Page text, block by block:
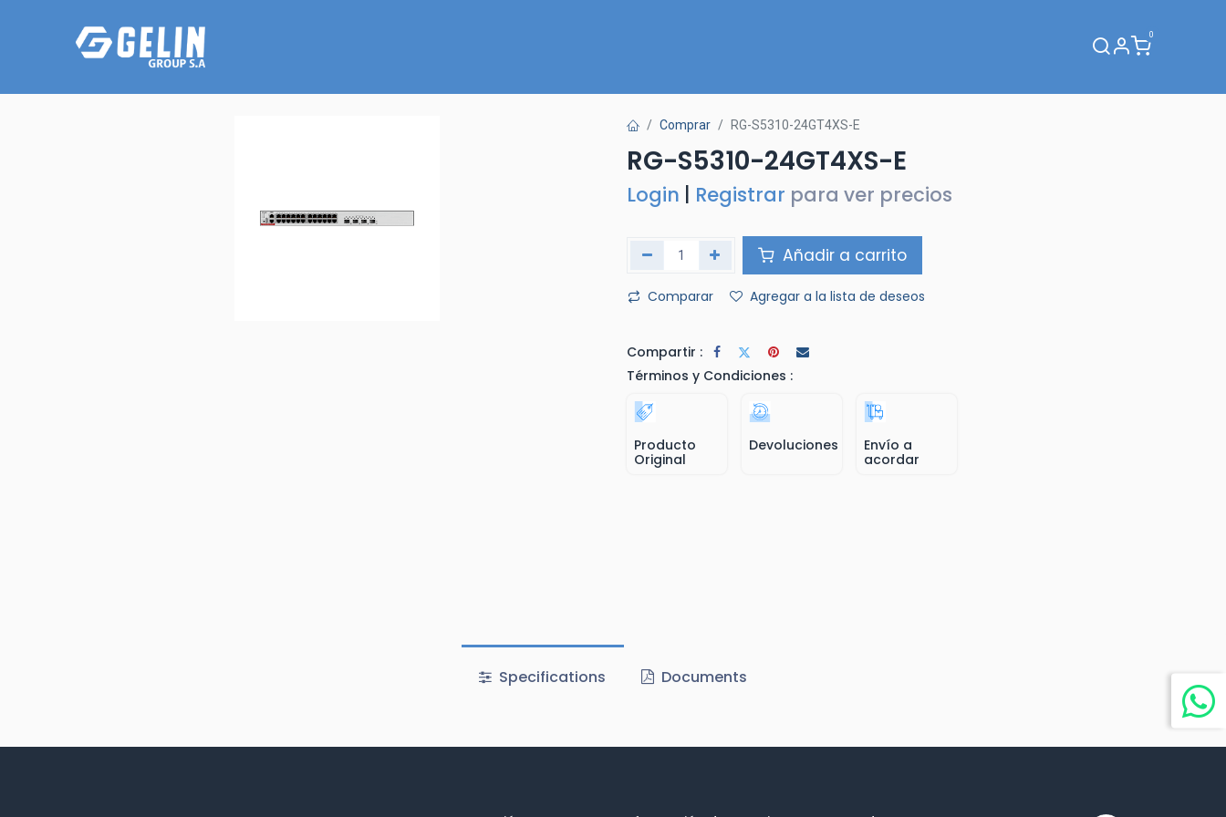
0
Comprar RG-S5310-24GT4XS-E
RG-S5310-24GT4XS-E
Login Registrar para ver precios
Añadir a carrito
Comparar Agregar a la lista de deseos
Compartir :
Términos y Condiciones :
Producto
Original
Devoluciones
Envío a
acordar
Specifications Documents